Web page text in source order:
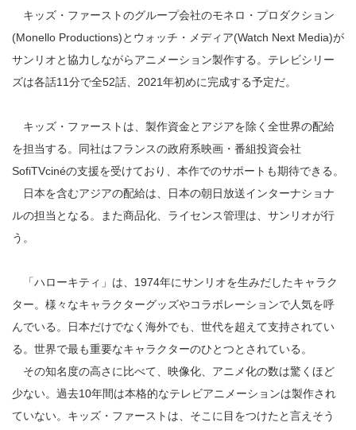
キッズ・ファーストのグループ会社のモネロ・プロダクション
(Monello Productions)とウォッチ・メディア(Watch Next Media)が
サンリオと協力しながらアニメーション製作する。テレビシリー
ズは各話11分で全52話、2021年初めに完成する予定だ。
キッズ・ファーストは、製作資金とアジアを除く全世界の配給
を担当する。同社はフランスの政府系映画・番組投資会社
SofiTVcinéの支援を受けており、本作でのサポートも期待できる。
日本を含むアジアの配給は、日本の朝日放送インターナショナ
ルの担当となる。また商品化、ライセンス管理は、サンリオが行
う。
「ハローキティ」は、1974年にサンリオを生みだしたキャラク
ター。様々なキャラクターグッズやコラボレーションで人気を呼
んでいる。日本だけでなく海外でも、世代を超えて支持されてい
る。世界で最も重要なキャラクターのひとつとされている。
その知名度の高さに比べて、映像化、アニメ化の数は驚くほど
少ない。過去10年間は本格的なテレビアニメーションは製作され
ていない。キッズ・ファーストは、そこに目をつけたと言えそう